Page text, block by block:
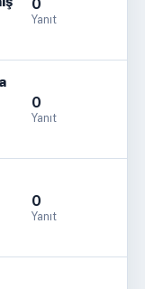
0
Yanıt
0
Yanıt
0
Yanıt